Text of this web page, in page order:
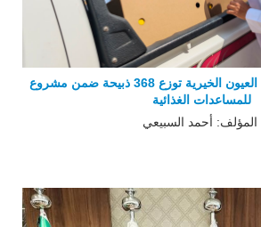
بقيمة 559.965 ريالًا.. العيون الخيرية توزع 368 ذبيحة ضمن مشروع
للمساعدات الغذائية
المؤلف: أحمد السبيعي